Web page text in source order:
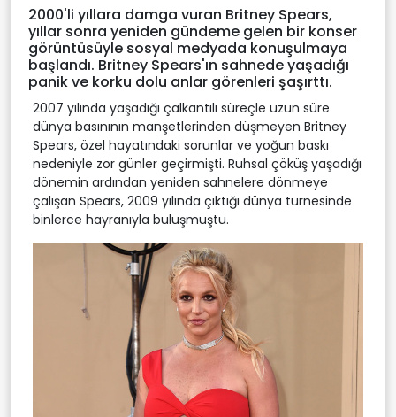
2000'li yıllara damga vuran Britney Spears,
yıllar sonra yeniden gündeme gelen bir konser
görüntüsüyle sosyal medyada konuşulmaya
başlandı. Britney Spears'ın sahnede yaşadığı
panik ve korku dolu anlar görenleri şaşırttı.
2007 yılında yaşadığı çalkantılı süreçle uzun süre
dünya basınının manşetlerinden düşmeyen Britney
Spears, özel hayatındaki sorunlar ve yoğun baskı
nedeniyle zor günler geçirmişti. Ruhsal çöküş yaşadığı
dönemin ardından yeniden sahnelere dönmeye
çalışan Spears, 2009 yılında çıktığı dünya turnesinde
binlerce hayranıyla buluşmuştu.